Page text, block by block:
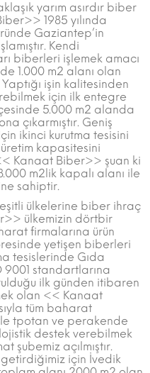
yarım asırdır biber
1985 yılında
Gaziantep’in
Kendi
biberleri işlemek amacı
1.000 m2 alanı olan
işin kalitesinden
için ilk entegre
5.000 m2 alanda
çıkarmıştır. Geniş
ikinci kurutma tesisini
üretim kapasitesini
Kanaat Biber>> şuan ki
m2lik kapalı alanı ile
sahiptir.
ülkelerine biber ihraç
ülkemizin dörtbir
firmalarına ürün
yetişen biberleri
tesislerinde Gıda
9001 standartlarına
ilk günden itibaren
olan << Kanaat
tüm baharat
tpotan ve perakende
destek verebilmek
şubemiz açılmıştır.
için İvedik